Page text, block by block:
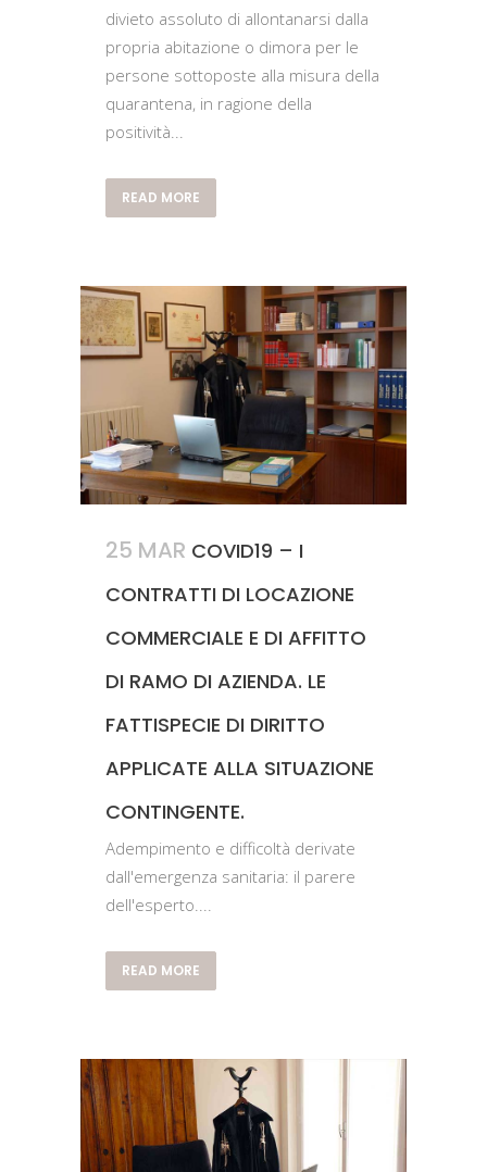
divieto assoluto di allontanarsi dalla
propria abitazione o dimora per le
persone sottoposte alla misura della
quarantena, in ragione della
positività...
READ MORE
25 MAR COVID19 – I
CONTRATTI DI LOCAZIONE
COMMERCIALE E DI AFFITTO
DI RAMO DI AZIENDA. LE
FATTISPECIE DI DIRITTO
APPLICATE ALLA SITUAZIONE
CONTINGENTE.
Adempimento e difficoltà derivate
dall'emergenza sanitaria: il parere
dell'esperto....
READ MORE